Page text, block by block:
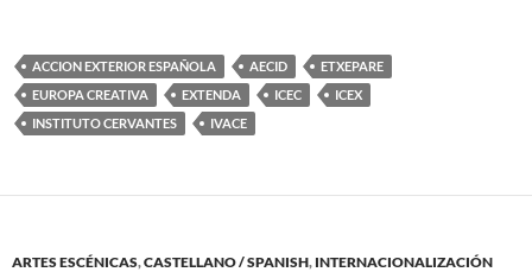
ACCION EXTERIOR ESPAÑOLA AECID
ETXEPARE
EUROPA CREATIVA
EXTENDA ICEC
ICEX
INSTITUTO CERVANTES
IVACE
ARTES ESCÉNICAS,CASTELLANO / SPANISH, INTERNACIONALIZACIÓN